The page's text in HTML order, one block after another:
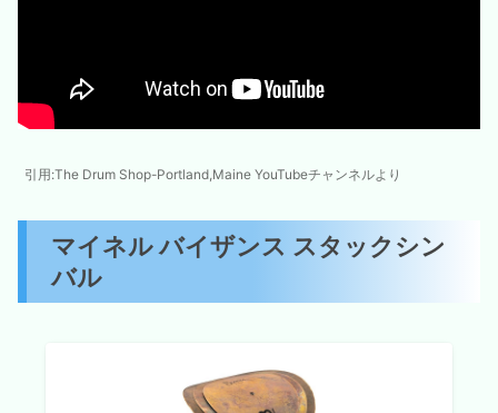
引用:The Drum Shop-Portland,Maine YouTubeチャンネルより
マイネル バイザンス スタックシン
バル